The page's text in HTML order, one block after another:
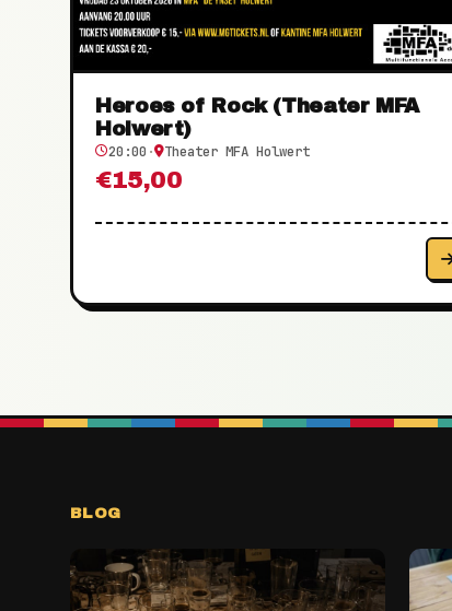
Heroes of Rock (Theater MFA
Holwert)
20:00 · Theater MFA Holwert
€15,00
BLOG